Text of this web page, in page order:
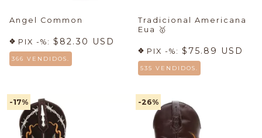
Angel Common
PIX -%: $82.30 USD
366 VENDIDOS.
Tradicional Americana
Eua
🥇
PIX -%: $75.89 USD
535 VENDIDOS.
-17% -26%